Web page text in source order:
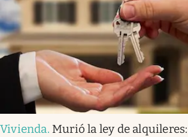
Vivienda. Murió la ley de